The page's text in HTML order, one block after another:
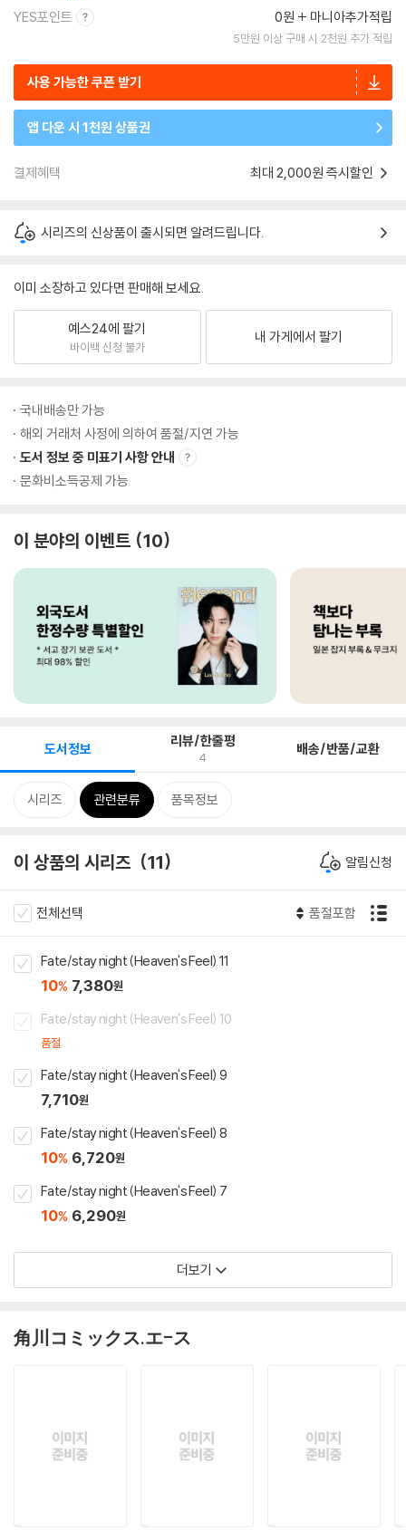
YES포인트 0원 마니아추가적립
5만원 이상 구매 시 2천원 추가 적립
사용 가능한 쿠폰 받기
앱 다운 시 1천원 상품권
결제혜택 최대 2,000원 즉시할인
시리즈의 신상품이 출시되면 알려드립니다.
이미 소장하고 있다면 판매해 보세요.
예스24에 팔기
바이백 신청 불가
내 가게에서 팔기
국내배송만 가능
해외 거래처 사정에 의하여 품절/지연 가능
도서 정보 중 미표기 사항 안내
문화비소득공제 가능
이 분야의 이벤트 10
도서정보 리뷰/한줄평
4 배송/반품/교환
시리즈 관련분류 품목정보
이 상품의 시리즈 11 알림신청
전체선택 품절포함
Fate/stay night (Heaven's Feel) 11
10% 7,380원
Fate/stay night (Heaven's Feel) 10
품절
Fate/stay night (Heaven's Feel) 9
7,710원
Fate/stay night (Heaven's Feel) 8
10% 6,720원
Fate/stay night (Heaven's Feel) 7
10% 6,290원
더보기
角川コミックス.エ-ス